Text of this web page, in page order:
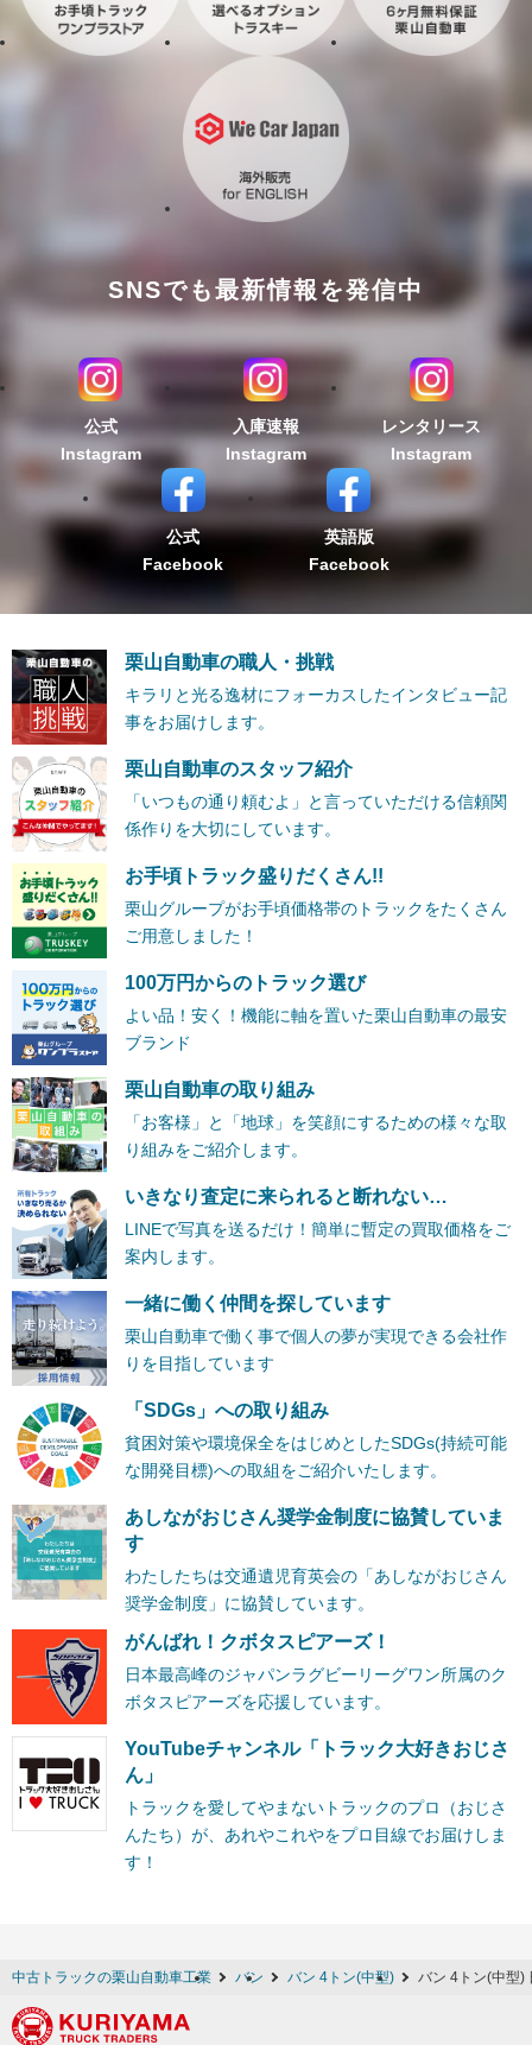
SNSでも最新情報を発信中
公式
Instagram
入庫速報
Instagram
レンタリース
Instagram
公式
Facebook
英語版
Facebook
栗山自動車の職人・挑戦
キラリと光る逸材にフォーカスしたインタビュー記
事をお届けします。
栗山自動車のスタッフ紹介
「いつもの通り頼むよ」と言っていただける信頼関
係作りを大切にしています。
お手頃トラック盛りだくさん!!
栗山グループがお手頃価格帯のトラックをたくさん
ご用意しました！
100万円からのトラック選び
よい品！安く！機能に軸を置いた栗山自動車の最安
ブランド
栗山自動車の取り組み
「お客様」と「地球」を笑顔にするための様々な取
り組みをご紹介します。
いきなり査定に来られると断れない…
LINEで写真を送るだけ！簡単に暫定の買取価格をご
案内します。
一緒に働く仲間を探しています
栗山自動車で働く事で個人の夢が実現できる会社作
りを目指しています
「SDGs」への取り組み
貧困対策や環境保全をはじめとしたSDGs(持続可能
な開発目標)への取組をご紹介いたします。
あしながおじさん奨学金制度に協賛していま
す
わたしたちは交通遺児育英会の「あしながおじさん
奨学金制度」に協賛しています。
がんばれ！クボタスピアーズ！
日本最高峰のジャパンラグビーリーグワン所属のク
ボタスピアーズを応援しています。
YouTubeチャンネル「トラック大好きおじさ
ん」
トラックを愛してやまないトラックのプロ（おじさ
んたち）が、あれやこれやをプロ目線でお届けしま
す！
中古トラックの栗山自動車工業 バン バン 4トン(中型) バン 4トン(中型)